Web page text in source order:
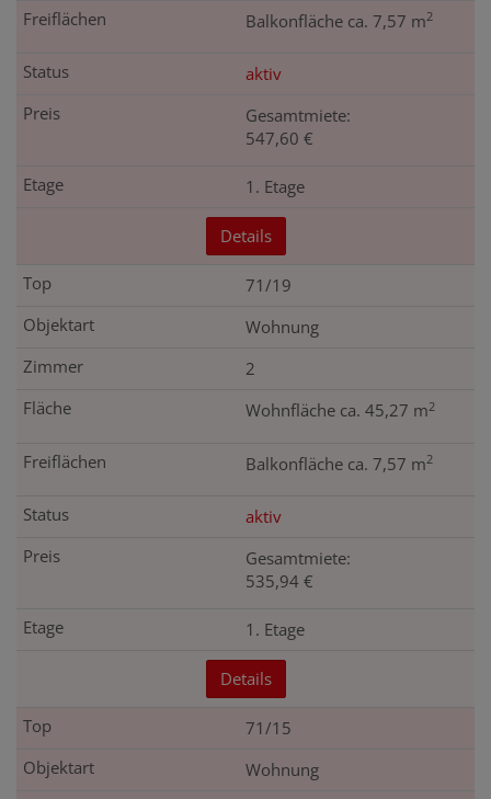
Balkonfläche ca. 7,57 m2
aktiv
Gesamtmiete:
547,60 €
1. Etage
Details
71/19
Wohnung
2
Wohnfläche ca. 45,27 m2
Balkonfläche ca. 7,57 m2
aktiv
Gesamtmiete:
535,94 €
1. Etage
Details
71/15
Wohnung